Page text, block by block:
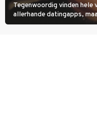
Tegenwoordig vinden
allerhande datingapps,
nog in de kinderschoenen.